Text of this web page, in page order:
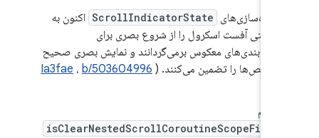
پیاده‌سازی‌های ScrollIndicatorState اکنون به
درستی آفست اسکرول را از شروع بصری برای
طرح‌بندی‌های معکوس برمی‌گردانند و نمایش بصری صحیح
شاخص‌ها را تضمین می‌کنند. (
Ia3fae،b/503604996
isClearNestedScrollCoroutineScopeFixEn